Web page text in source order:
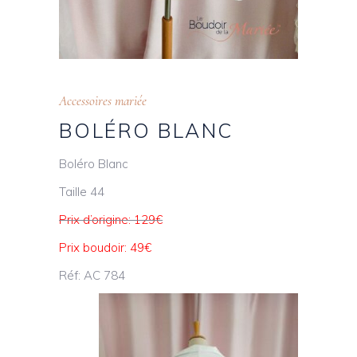
Accessoires mariée
BOLÉRO BLANC
Boléro Blanc
Taille 44
Prix d’origine: 129€
Prix boudoir: 49€
Réf: AC 784